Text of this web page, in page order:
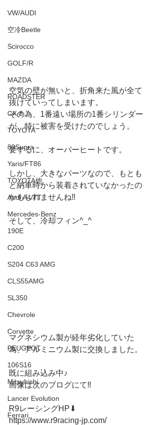
VW/AUDI
空冷Beetle
Scirocco
GOLF/R
MAZDA
ROADSTER
CX-8
TOYOTA
80Supra
Yaris/FT86
TOYOTA他
Audi A4/TT
Mercedes-Benz
190E
C200
S204 C63 AMG
CLS55AMG
SL350
Chevrole
Corvette
PEUGEOT
106S16
Mitsubishi
Lancer Evolution
Ferrari
空気の壁が無いと、折角来た風が全て
抜けていってしまいます。
その為、1番遠い場所の1番シリンダー
が、特に被害を受けたのでしょう。
要するに、オーバーヒートです。
しかし、大きなパーツなので、もとも
と納車時から装着されていなかったの
かもしれませんね‼️
そして、冷却フィン^_^
マグネシウム製が経年劣化していた
為、アルミニウム製に交換しました。
既に組み込み中♪
画像は次のブログにて‼️
R9レーシングHP⬇︎
https://www.r9racing-jp.com/